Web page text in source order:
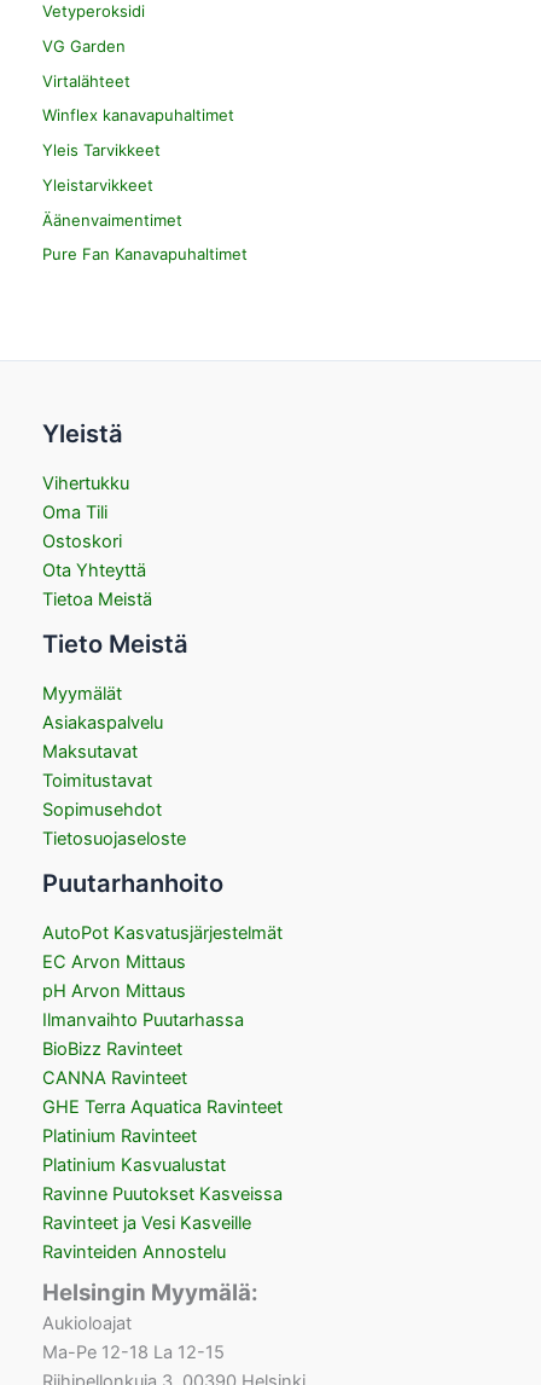
Vetyperoksidi
VG Garden
Virtalähteet
Winflex kanavapuhaltimet
Yleis Tarvikkeet
Yleistarvikkeet
Äänenvaimentimet
Pure Fan Kanavapuhaltimet
Yleistä
Vihertukku
Oma Tili
Ostoskori
Ota Yhteyttä
Tietoa Meistä
Tieto Meistä
Myymälät
Asiakaspalvelu
Maksutavat
Toimitustavat
Sopimusehdot
Tietosuojaseloste
Puutarhanhoito
AutoPot Kasvatusjärjestelmät
EC Arvon Mittaus
pH Arvon Mittaus
Ilmanvaihto Puutarhassa
BioBizz Ravinteet
CANNA Ravinteet
GHE Terra Aquatica Ravinteet
Platinium Ravinteet
Platinium Kasvualustat
Ravinne Puutokset Kasveissa
Ravinteet ja Vesi Kasveille
Ravinteiden Annostelu
Helsingin Myymälä:
Aukioloajat
Ma-Pe 12-18 La 12-15